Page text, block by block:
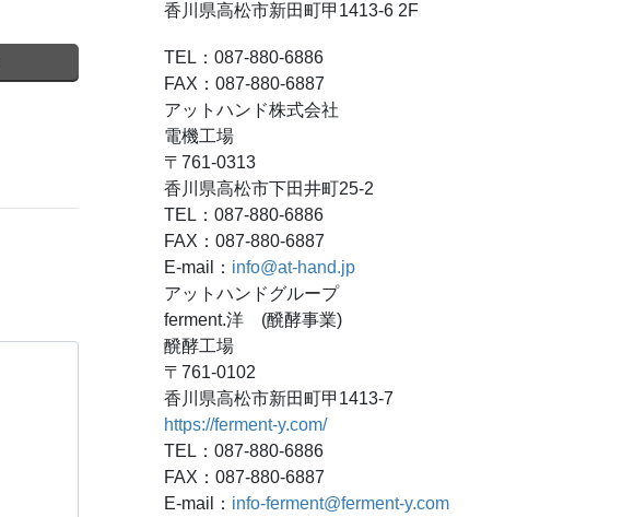
香川県高松市新田町甲1413-6 2F
TEL：087-880-6886
FAX：087-880-6887
アットハンド株式会社
電機工場
〒761-0313
香川県高松市下田井町25-2
TEL：087-880-6886
FAX：087-880-6887
E-mail： info@at-hand.jp
アットハンドグループ
ferment.洋 (醗酵事業)
醗酵工場
〒761-0102
香川県高松市新田町甲1413-7
https://ferment-y.com/
TEL：087-880-6886
FAX：087-880-6887
E-mail： info-ferment@ferment-y.com